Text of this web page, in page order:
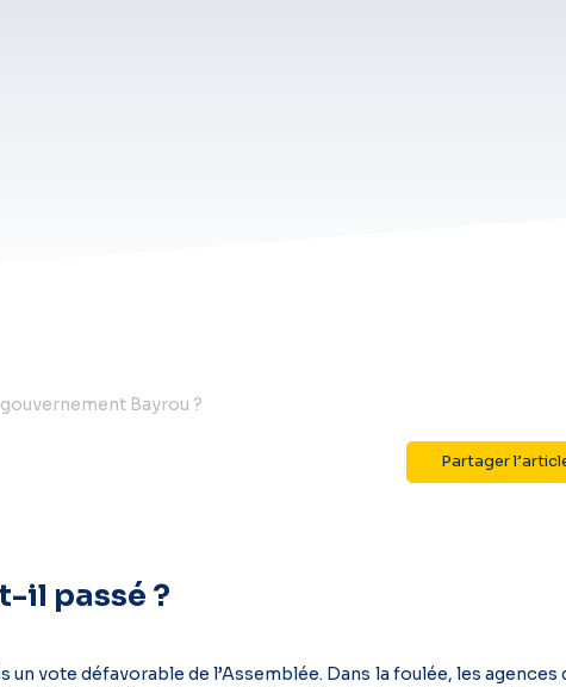
Bayrou ?
Partager
il passé ?
vote défavorable de l’Assemblée. Dans la foulée, les